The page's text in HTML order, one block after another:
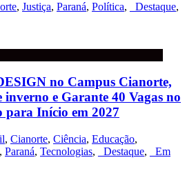
, Justiça, Paraná, Política, _Destaque,
no Campus Cianorte,
inverno e Garante 40 Vagas no
para Início em 2027
, Cianorte, Ciência, Educação,
, Paraná, Tecnologias, _Destaque,
_Em